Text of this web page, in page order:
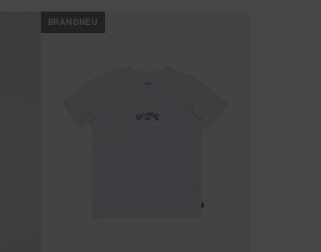
BRANDNEU